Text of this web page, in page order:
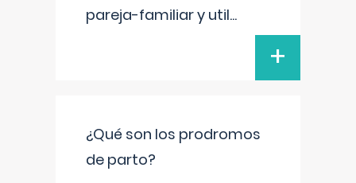
pareja-familiar y util...
+
¿Qué son los prodromos
de parto?